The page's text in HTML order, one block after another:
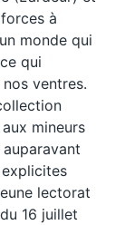
à
monde qui
qui
ventres.
mineurs
lectorat
16 juillet